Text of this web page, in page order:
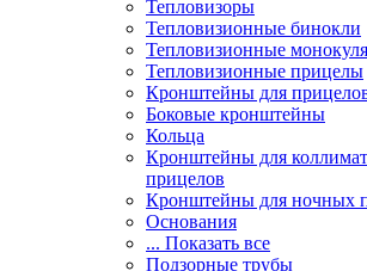
Тепловизоры
Тепловизионные бинокли
Тепловизионные
Тепловизионные прицелы
Кронштейны для
Боковые кронштейны
Кольца
Кронштейны для
прицелов
Кронштейны для ночных
Основания
... Показать все
Подзорные трубы